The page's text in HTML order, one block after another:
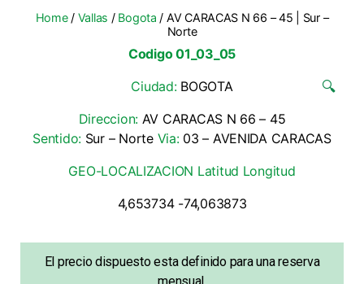
Home/ Vallas / Bogota / AV CARACAS N 66 – 45 | Sur –
Norte
🔍
Codigo 01_03_05
Ciudad:BOGOTA
Direccion:AV CARACAS N 66 – 45
Sentido: Sur – Norte Via:03 – AVENIDA CARACAS
GEO-LOCALIZACION Latitud Longitud
4,653734 -74,063873
El precio dispuesto esta definido para una reserva
mensual.